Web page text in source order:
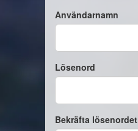
Användarnamn
Lösenord
Bekräfta lösenordet